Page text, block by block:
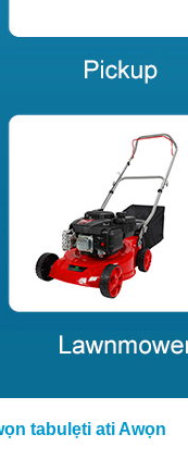
tabulẹti ati Awọn